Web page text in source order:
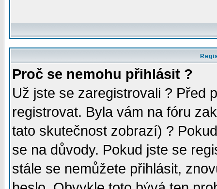
Proč se nemohu přihlásit ?
Už jste se zaregistrovali ? Před
registrovat. Byla vám na fóru
tato skutečnost zobrazí) ?
se na důvody. Pokud jste se
stále se nemůžete přihlásit,